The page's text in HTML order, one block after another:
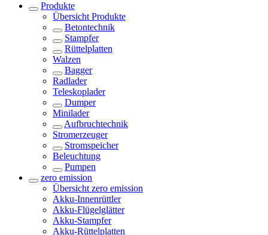
Produkte
Übersicht Produkte
Betontechnik
Stampfer
Rüttelplatten
Walzen
Bagger
Radlader
Teleskoplader
Dumper
Minilader
Aufbruchtechnik
Stromerzeuger
Stromspeicher
Beleuchtung
Pumpen
zero emission
Übersicht zero emission
Akku-Innenrüttler
Akku-Flügelglätter
Akku-Stampfer
Akku-Rüttelplatten